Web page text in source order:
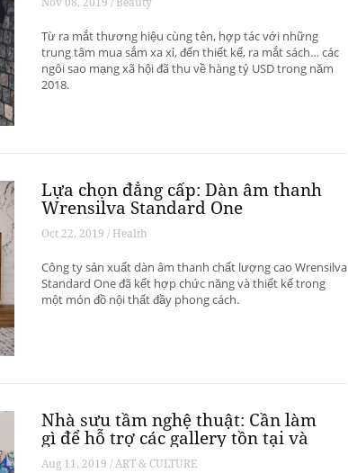
Từ ra mắt thương hiệu cùng tên, hợp tác với những
trung tâm mua sắm xa xỉ, đến thiết kế, ra mắt sách… các
ngôi sao mạng xã hội đã thu về hàng tỷ USD trong năm
2018.
Lựa chọn đẳng cấp: Dàn âm thanh
Wrensilva Standard One
Oct 22, 2019 / Health
Công ty sản xuất dàn âm thanh chất lượng cao Wrensilva
Standard One đã kết hợp chức năng và thiết kế trong
một món đồ nội thất đầy phong cách.
Nhà sưu tầm nghệ thuật: Cần làm
gì để hỗ trợ các gallery tồn tại và
phát triển? – Phần 1
Aug 11, 2019 / ART & CULTURE